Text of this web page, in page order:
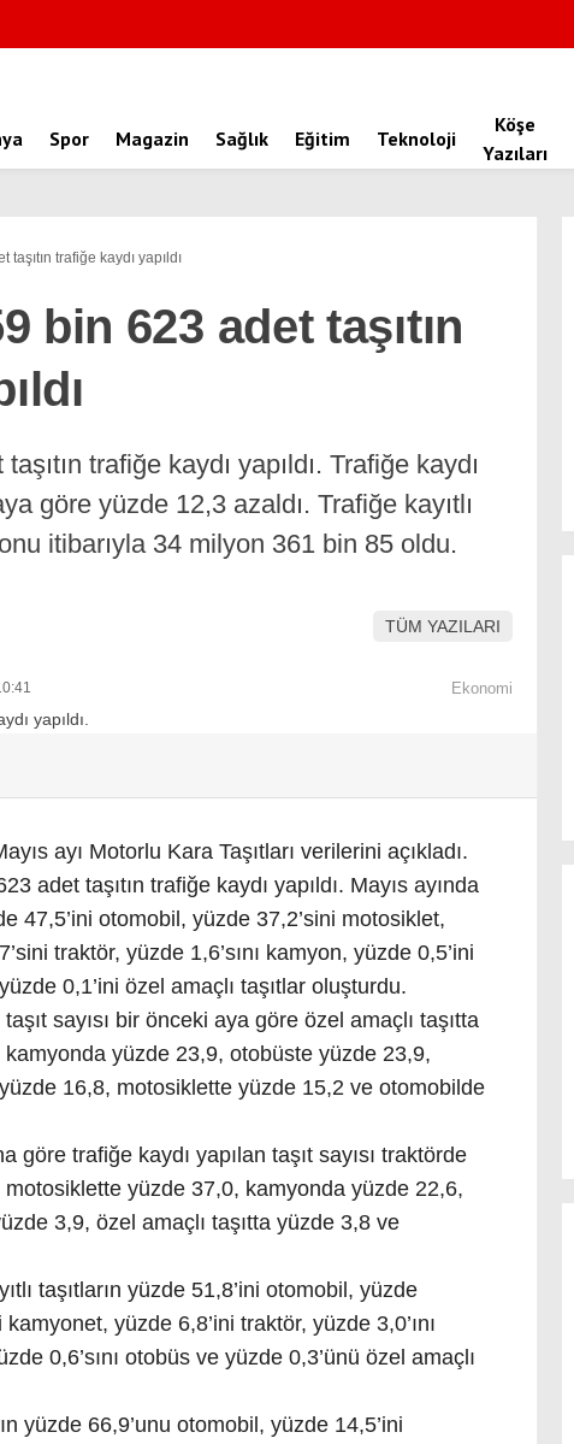
Spor Magazin Sağlık Eğitim Teknoloji
Köşe
Yazıları
trafiğe kaydı yapıldı
bin 623 adet taşıtın
trafiğe kaydı yapıldı. Trafiğe kaydı
göre yüzde 12,3 azaldı. Trafiğe kayıtlı
itibarıyla 34 milyon 361 bin 85 oldu.
TÜM YAZILARI
Ekonomi
ayı Motorlu Kara Taşıtları verilerini açıkladı.
adet taşıtın trafiğe kaydı yapıldı. Mayıs ayında
47,5’ini otomobil, yüzde 37,2’sini motosiklet,
traktör, yüzde 1,6’sını kamyon, yüzde 0,5’ini
0,1’ini özel amaçlı taşıtlar oluşturdu.
sayısı bir önceki aya göre özel amaçlı taşıtta
yüzde 23,9, otobüste yüzde 23,9,
16,8, motosiklette yüzde 15,2 ve otomobilde
göre trafiğe kaydı yapılan taşıt sayısı traktörde
yüzde 37,0, kamyonda yüzde 22,6,
3,9, özel amaçlı taşıtta yüzde 3,8 ve
taşıtların yüzde 51,8’ini otomobil, yüzde
yüzde 6,8’ini traktör, yüzde 3,0’ını
0,6’sını otobüs ve yüzde 0,3’ünü özel amaçlı
yüzde 66,9’unu otomobil, yüzde 14,5’ini